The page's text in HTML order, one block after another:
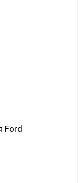
Ford